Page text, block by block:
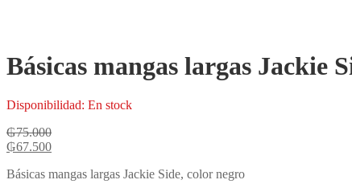
Básicas mangas largas Jackie
Disponibilidad: En stock
₲75.000
₲67.500
Básicas mangas largas Jackie Side, color negro